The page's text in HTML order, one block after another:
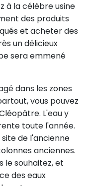
à la célèbre usine
des produits
et acheter des
un délicieux
sera emmené
dans les zones
vous pouvez
L'eau y
toute l'année.
de l'ancienne
anciennes.
le souhaitez, et
des eaux